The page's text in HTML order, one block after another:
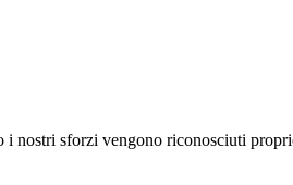
nostri sforzi vengono riconosciuti